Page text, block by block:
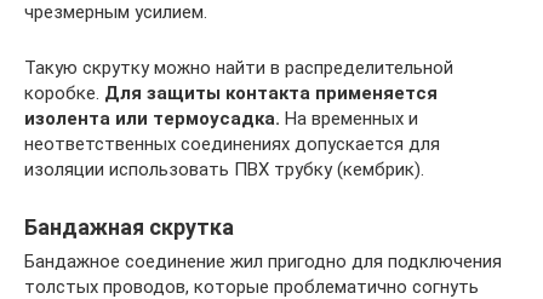
чрезмерным усилием.
Такую скрутку можно найти в распределительной
коробке. Для защиты контакта применяется
изолента или термоусадка. На временных и
неответственных соединениях допускается для
изоляции использовать ПВХ трубку (кембрик).
Бандажная скрутка
Бандажное соединение жил пригодно для подключения
толстых проводов, которые проблематично согнуть